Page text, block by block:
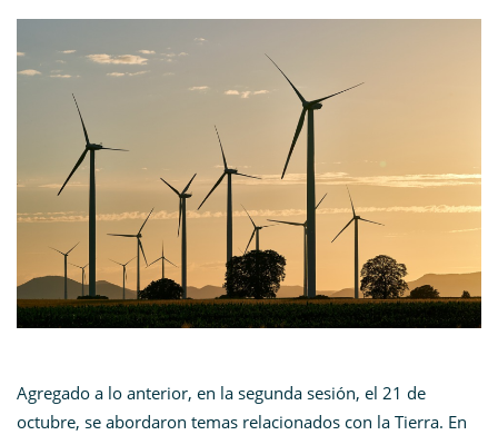
Agregado a lo anterior, en la segunda sesión, el 21 de
octubre, se abordaron temas relacionados con la Tierra. En